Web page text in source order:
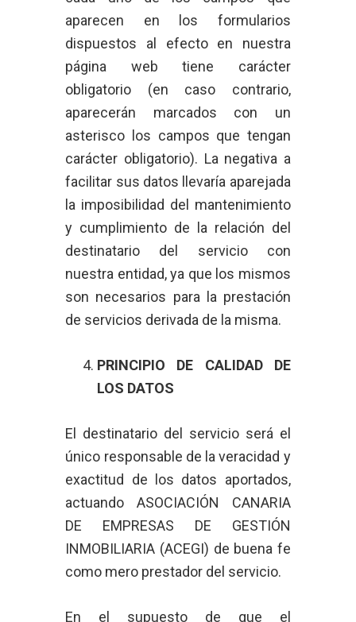
aparecen en los formularios
dispuestos al efecto en nuestra
página web tiene carácter
obligatorio (en caso contrario,
aparecerán marcados con un
asterisco los campos que tengan
carácter obligatorio). La negativa a
facilitar sus datos llevaría aparejada
la imposibilidad del mantenimiento
y cumplimiento de la relación del
destinatario del servicio con
nuestra entidad, ya que los mismos
son necesarios para la prestación
de servicios derivada de la misma.
PRINCIPIO DE CALIDAD DE
LOS DATOS
El destinatario del servicio será el
único responsable de la veracidad y
exactitud de los datos aportados,
actuando ASOCIACIÓN CANARIA
DE EMPRESAS DE GESTIÓN
INMOBILIARIA (ACEGI) de buena fe
como mero prestador del servicio.
En el supuesto de que el